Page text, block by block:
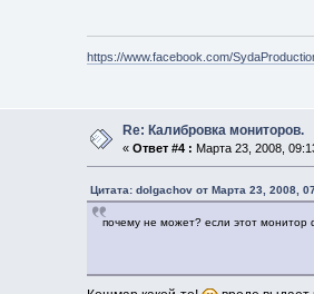
https://www.facebook.com/
Re: Калибровка мониторов.
«Ответ #4 : Марта 23, 2008,
Цитата: dolgachov от Марта 23, 2008,
почему не может? если этот монитор